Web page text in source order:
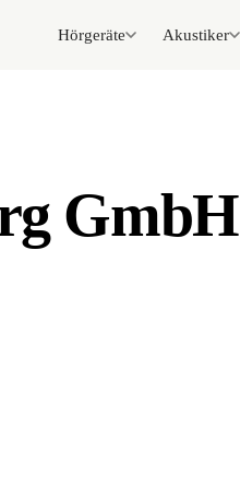
Hörgeräte Akustiker
GmbH